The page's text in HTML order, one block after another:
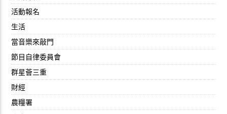
活動報名
生活
當音樂來敲門
節目自律委員會
群星薈三重
財經
農糧署